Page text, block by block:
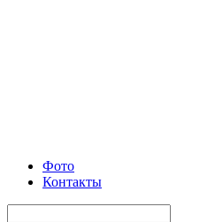
Фото
Контакты